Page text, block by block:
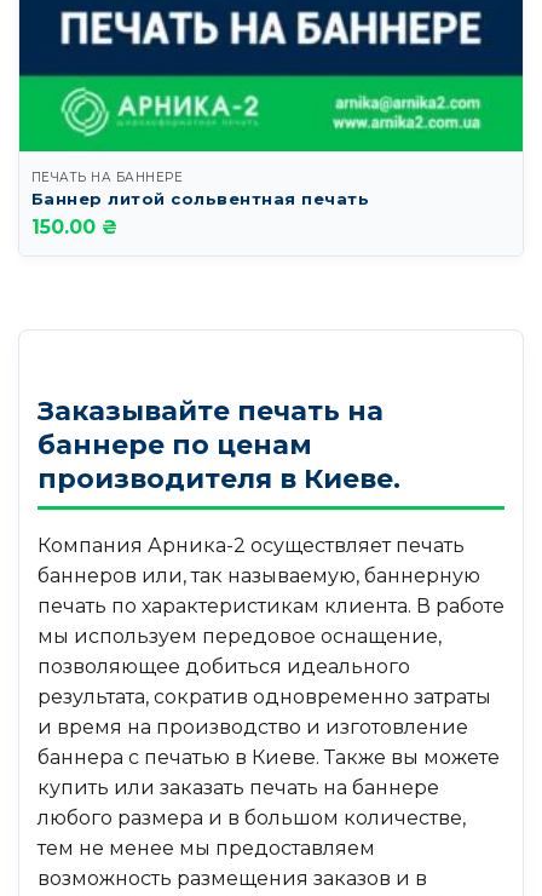
ПЕЧАТЬ НА БАННЕРЕ
Баннер литой сольвентная печать
150.00 ₴
Заказывайте печать на
баннере по ценам
производителя в Киеве.
Компания Арника-2 осуществляет печать
баннеров или, так называемую, баннерную
печать по характеристикам клиента. В работе
мы используем передовое оснащение,
позволяющее добиться идеального
результата, сократив одновременно затраты
и время на производство и изготовление
баннера с печатью в Киеве. Также вы можете
купить или заказать печать на баннере
любого размера и в большом количестве,
тем не менее мы предоставляем
возможность размещения заказов и в